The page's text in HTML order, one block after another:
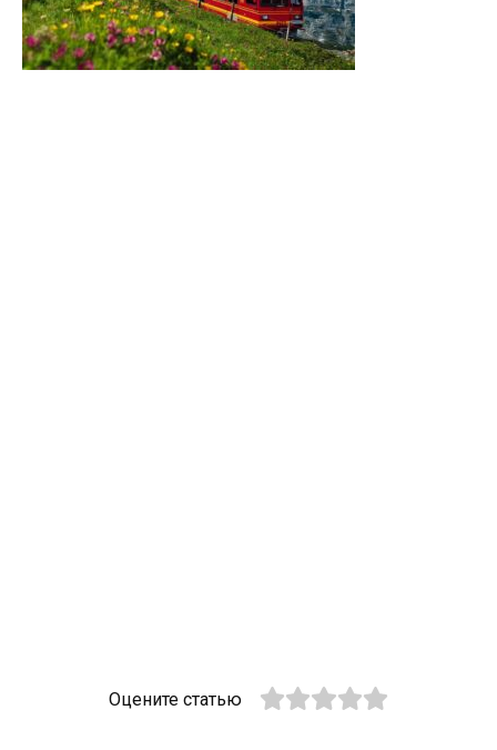
Оцените статью